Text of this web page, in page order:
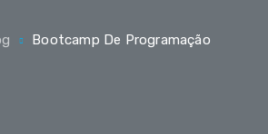
Bootcamp De Programação